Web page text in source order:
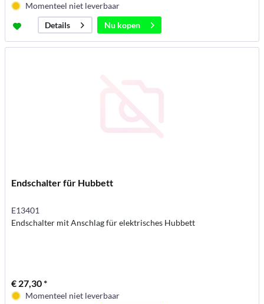
Momenteel niet leverbaar
Details
Nu kopen
Endschalter für Hubbett
E13401
Endschalter mit Anschlag für elektrisches Hubbett
€ 27,30 *
Momenteel niet leverbaar